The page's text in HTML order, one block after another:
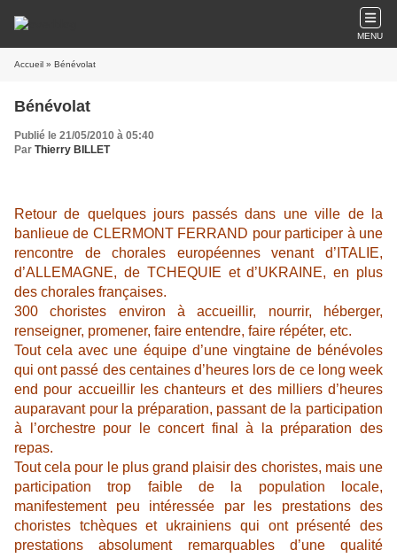
MENU
Accueil » Bénévolat
Bénévolat
Publié le 21/05/2010 à 05:40
Par Thierry BILLET
Retour de quelques jours passés dans une ville de la
banlieue de CLERMONT FERRAND pour participer à une
rencontre de chorales européennes venant d’ITALIE,
d’ALLEMAGNE, de TCHEQUIE et d’UKRAINE, en plus
des chorales françaises.
300 choristes environ à accueillir, nourrir, héberger,
renseigner, promener, faire entendre, faire répéter, etc.
Tout cela avec une équipe d’une vingtaine de bénévoles
qui ont passé des centaines d’heures lors de ce long week
end pour accueillir les chanteurs et des milliers d’heures
auparavant pour la préparation, passant de la participation
à l’orchestre pour le concert final à la préparation des
repas.
Tout cela pour le plus grand plaisir des choristes, mais une
participation trop faible de la population locale,
manifestement peu intéressée par les prestations des
choristes tchèques et ukrainiens qui ont présenté des
prestations absolument remarquables d’une qualité